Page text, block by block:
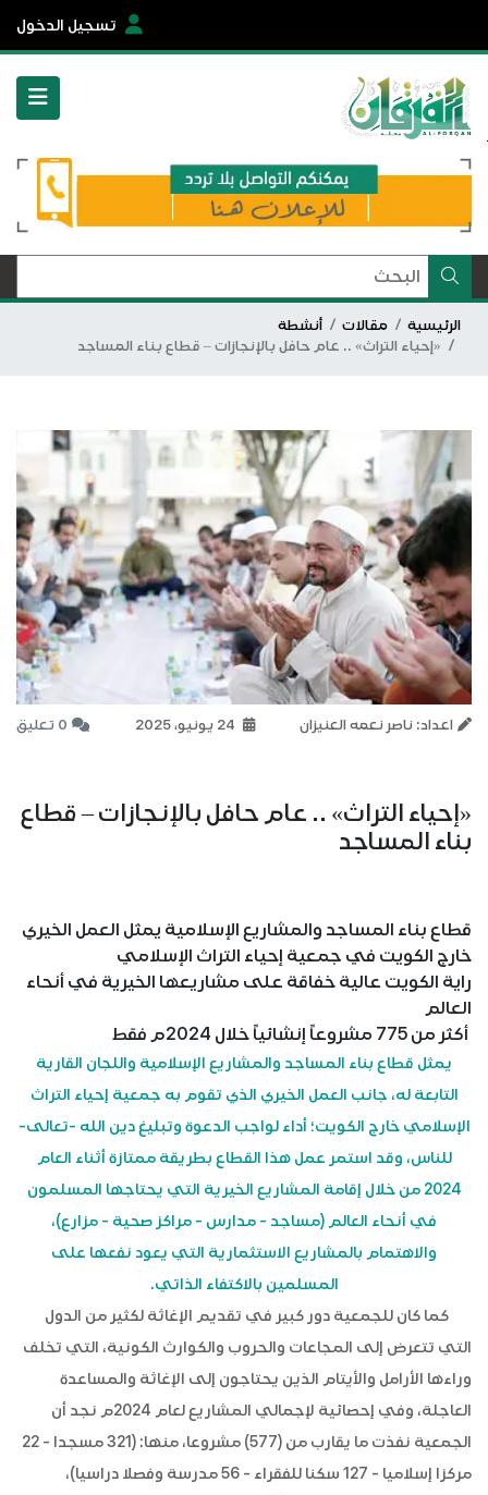
تسجيل الدخول
الرئيسية مقالات
أنشطة
«إحياء التراث» .. عام حافل بالإنجازات – قطاع بناء المساجد
اعداد: ناصر نعمه العنيزان 0 تعليق
«إحياء التراث» .. عام حافل بالإنجازات – قطاع
بناء المساجد
قطاع بناء المساجد والمشاريع الإسلامية يمثل العمل الخيري
خارج الكويت في جمعية إحياء التراث الإسلامي
راية الكويت عالية خفاقة على مشاريعها الخيرية في أنحاء
العالم
أكثر من 775 مشروعاً إنشائياً خلال 2024م فقط
يمثل قطاع بناء المساجد والمشاريع الإسلامية واللجان القارية
التابعة له، جانب العمل الخيري الذي تقوم به جمعية إحياء التراث
الإسلامي خارج الكويت؛ أداء لواجب الدعوة وتبليغ دين الله -تعالى-
للناس، وقد استمر عمل هذا القطاع بطريقة ممتازة أثناء العام
2024 من خلال إقامة المشاريع الخيرية التي يحتاجها المسلمون
في أنحاء العالم (مساجد - مدارس - مراكز صحية - مزارع)،
والاهتمام بالمشاريع الاستثمارية التي يعود نفعها على
المسلمين بالاكتفاء الذاتي.
كما كان للجمعية دور كبير في تقديم الإغاثة لكثير من الدول
التي تتعرض إلى المجاعات والحروب والكوارث الكونية، التي تخلف
وراءها الأرامل والأيتام الذين يحتاجون إلى الإغاثة والمساعدة
العاجلة، وفي إحصائية لإجمالي المشاريع لعام 2024م نجد أن
الجمعية نفذت ما يقارب من (577) مشروعا، منها: (321 مسجدا - 22
مركزا إسلاميا - 127 سكنا للفقراء - 56 مدرسة وفصلا دراسيا)،